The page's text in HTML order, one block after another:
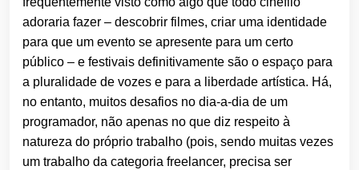
adoraria fazer – descobrir filmes, criar uma identidade
para que um evento se apresente para um certo
público – e festivais definitivamente são o espaço para
a pluralidade de vozes e para a liberdade artística. Há,
no entanto, muitos desafios no dia-a-dia de um
programador, não apenas no que diz respeito à
natureza do próprio trabalho (pois, sendo muitas vezes
um trabalho da categoria freelancer, precisa ser